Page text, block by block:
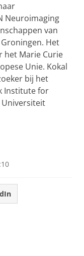
Neuroimaging
van
Het
het Marie Curie
Unie. Kokal
bij het
Institute for
Universiteit